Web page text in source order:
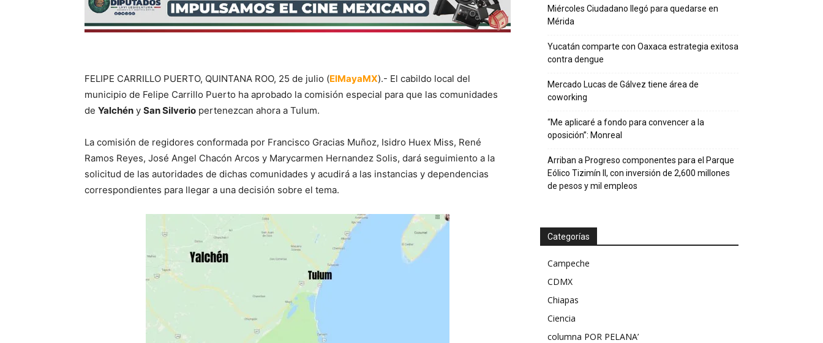
FELIPE CARRILLO PUERTO, QUINTANA ROO, 25 de julio (ElMayaMX).- El cabildo local del
municipio de Felipe Carrillo Puerto ha aprobado la comisión especial para que las comunidades
de Yalchén y San Silverio pertenezcan ahora a Tulum.
La comisión de regidores conformada por Francisco Gracias Muñoz, Isidro Huex Miss, René
Ramos Reyes, José Angel Chacón Arcos y Marycarmen Hernandez Solis, dará seguimiento a la
solicitud de las autoridades de dichas comunidades y acudirá a las instancias y dependencias
correspondientes para llegar a una decisión sobre el tema.
Miércoles Ciudadano llegó para quedarse en
Mérida
Yucatán comparte con Oaxaca estrategia exitosa
contra dengue
Mercado Lucas de Gálvez tiene área de
coworking
“Me aplicaré a fondo para convencer a la
oposición”: Monreal
Arriban a Progreso componentes para el Parque
Eólico Tizimín II, con inversión de 2,600 millones
de pesos y mil empleos
Categorías
Campeche
CDMX
Chiapas
Ciencia
columna POR PELANA’